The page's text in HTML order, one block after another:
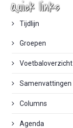
Quick links
Tijdlijn
Groepen
Voetbaloverzicht
Samenvattingen
Columns
Agenda